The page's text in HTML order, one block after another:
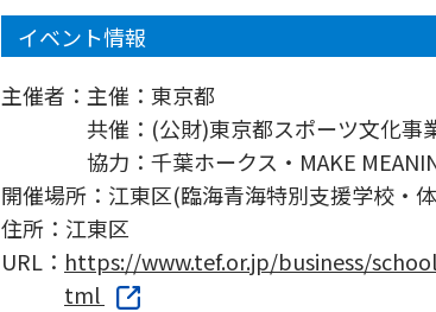
イベント情報
主催者： 主催：東京都
共催：(公財)東京都スポーツ文化事
協力：千葉ホークス・MAKE
開催場所： 江東区(臨海青海特別支援学校・
住所： 江東区
URL： https://www.tef.or.jp/business/
tml